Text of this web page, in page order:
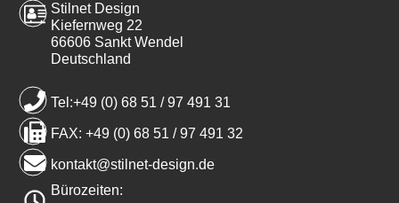
Stilnet Design
Kiefernweg 22
66606 Sankt Wendel
Deutschland
Tel:+49 (0) 68 51 / 97 491 31
FAX: +49 (0) 68 51 / 97 491 32
kontakt@stilnet-design.de
Bürozeiten: